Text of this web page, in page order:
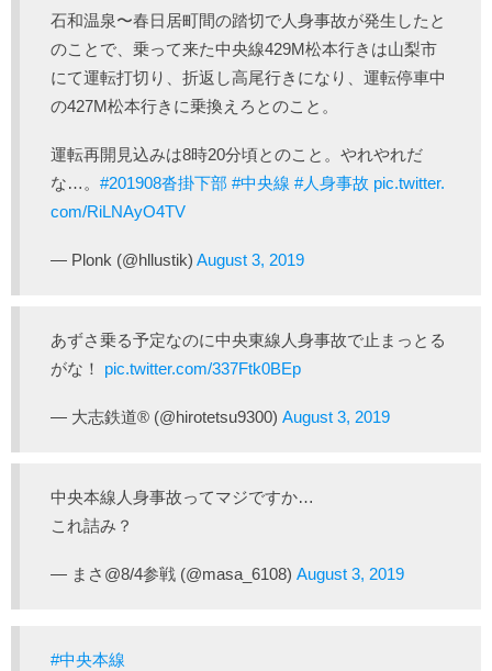
石和温泉〜春日居町間の踏切で人身事故が発生したと
のことで、乗って来た中央線429M松本行きは山梨市
にて運転打切り、折返し高尾行きになり、運転停車中
の427M松本行きに乗換えろとのこと。
運転再開見込みは8時20分頃とのこと。やれやれだ
な…。 #201908沓掛下部 #中央線 #人身事故 pic.twitter.
com/RiLNAyO4TV
— Plonk (@hllustik) August 3, 2019
あずさ乗る予定なのに中央東線人身事故で止まっとる
がな！ pic.twitter.com/337Ftk0BEp
— 大志鉄道®︎ (@hirotetsu9300) August 3, 2019
中央本線人身事故ってマジですか…
これ詰み？
— まさ@8/4参戦 (@masa_6108) August 3, 2019
#中央本線